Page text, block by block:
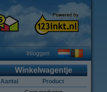
Inloggen
Winkelwagentje
Aantal Product